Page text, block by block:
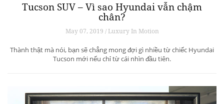
Tucson SUV – Vì sao Hyundai vẫn chậm
chân?
May 07, 2019 / Luxury In Motion
Thành thật mà nói, bạn sẽ chẳng mong đợi gì nhiều từ chiếc Hyundai
Tucson mới nếu chỉ từ cái nhìn đầu tiên.